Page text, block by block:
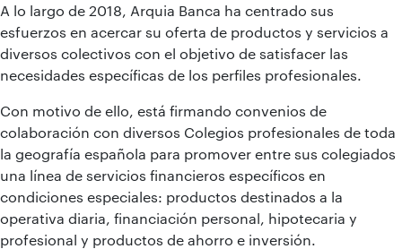
A lo largo de 2018, Arquia Banca ha centrado sus
esfuerzos en acercar su oferta de productos y servicios a
diversos colectivos con el objetivo de satisfacer las
necesidades específicas de los perfiles profesionales.
Con motivo de ello, está firmando convenios de
colaboración con diversos Colegios profesionales de toda
la geografía española para promover entre sus colegiados
una línea de servicios financieros específicos en
condiciones especiales: productos destinados a la
operativa diaria, financiación personal, hipotecaria y
profesional y productos de ahorro e inversión.